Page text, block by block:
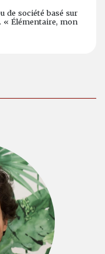
de société basé sur
« Élémentaire, mon